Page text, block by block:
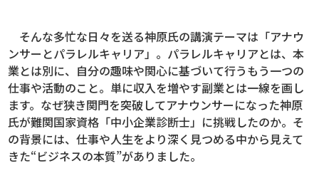
そんな多忙な日々を送る神原氏の講演テーマは「アナウ
ンサーとパラレルキャリア」。パラレルキャリアとは、本
業とは別に、自分の趣味や関心に基づいて行うもう一つの
仕事や活動のこと。単に収入を増やす副業とは一線を画し
ます。なぜ狭き関門を突破してアナウンサーになった神原
氏が難関国家資格「中小企業診断士」に挑戦したのか。そ
の背景には、仕事や人生をより深く見つめる中から見えて
きた“ビジネスの本質”がありました。